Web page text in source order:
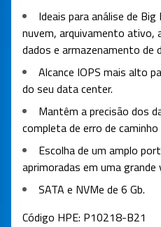
Ideais para análise de
nuvem, arquivamento ativo,
dados e armazenamento de
Alcance IOPS mais alto
do seu data center.
Mantêm a precisão dos
completa de erro de
Escolha de um amplo
aprimoradas em uma grande
SATA e NVMe de 6 Gb.
Código HPE: P10218-B21